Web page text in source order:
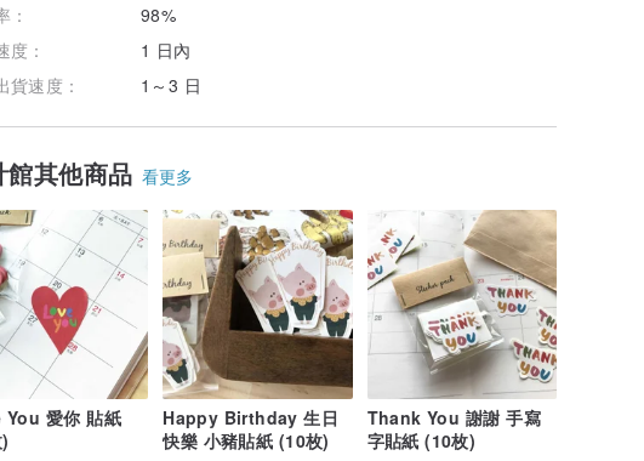
：
98%
度：
1 日內
貨速度：
1～3 日
館其他商品 看更多
You 愛你 貼紙
Happy Birthday 生日
快樂 小豬貼紙 (10枚)
Thank You 謝謝 手寫
字貼紙 (10枚)